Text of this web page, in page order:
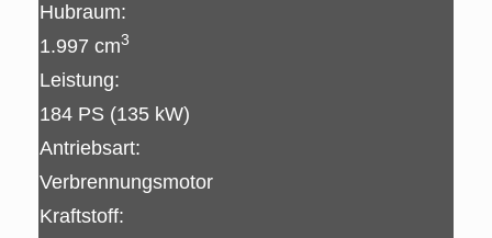
Hubraum:
1.997 cm3
Leistung:
184 PS (135 kW)
Antriebsart:
Verbrennungsmotor
Kraftstoff: